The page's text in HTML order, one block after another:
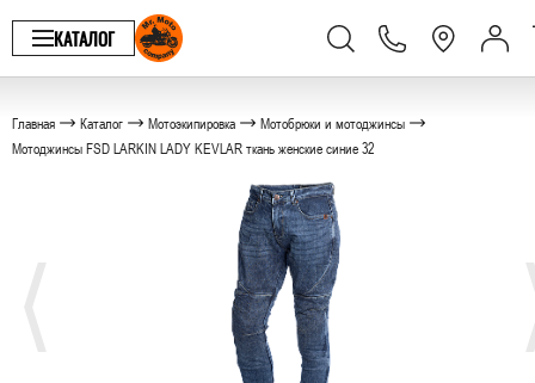
КАТАЛОГ
Главная Каталог Мотоэкипировка
Мотобрюки и мотоджинсы
Мотоджинсы FSD LARKIN LADY KEVLAR ткань женские синие 32